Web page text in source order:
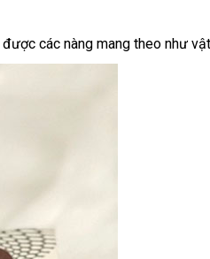
ở
đâu
được giá
sỉ
các nàng mang theo như